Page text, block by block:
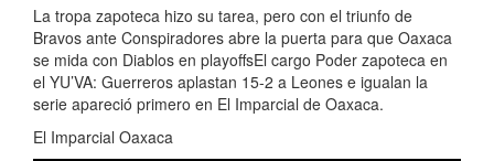
La tropa zapoteca hizo su tarea, pero con el triunfo de
Bravos ante Conspiradores abre la puerta para que Oaxaca
se mida con Diablos en playoffsEl cargo Poder zapoteca en
el YU’VA: Guerreros aplastan 15-2 a Leones e igualan la
serie apareció primero en El Imparcial de Oaxaca.
El Imparcial Oaxaca